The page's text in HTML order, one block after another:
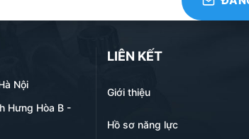
Nội
Hưng Hòa B -
LIÊN KẾT
Giới thiệu
Hồ sơ năng lực